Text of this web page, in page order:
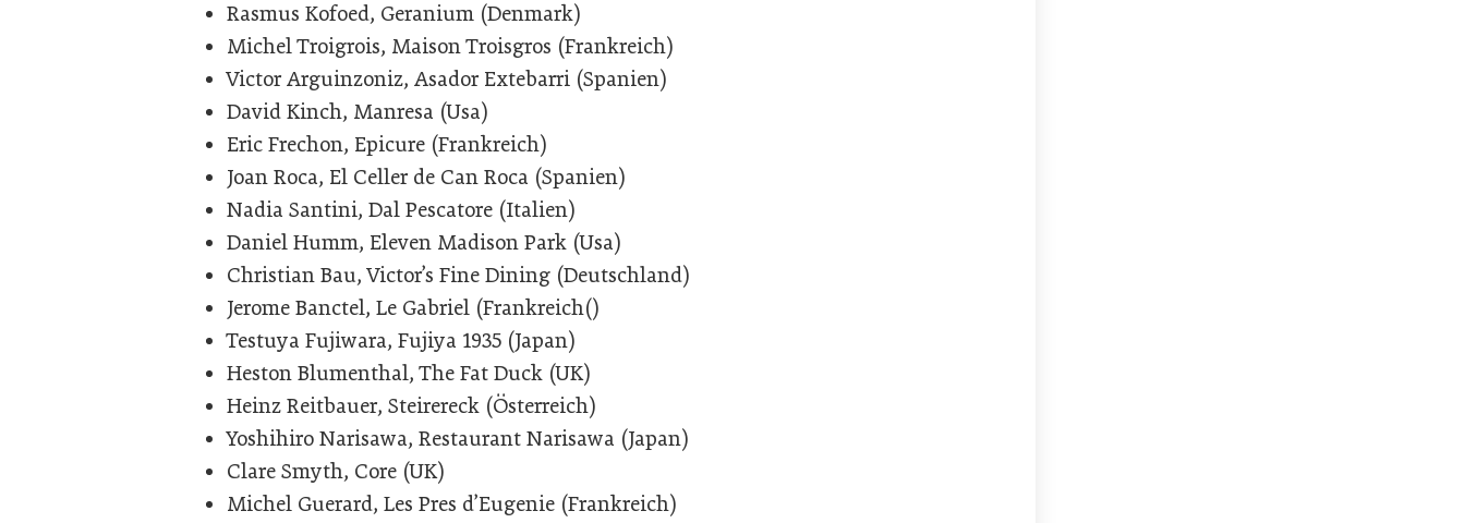
Rasmus Kofoed, Geranium (Denmark)
Michel Troigrois, Maison Troisgros (Frankreich)
Victor Arguinzoniz, Asador Extebarri (Spanien)
David Kinch, Manresa (Usa)
Eric Frechon, Epicure (Frankreich)
Joan Roca, El Celler de Can Roca (Spanien)
Nadia Santini, Dal Pescatore (Italien)
Daniel Humm, Eleven Madison Park (Usa)
Christian Bau, Victor’s Fine Dining (Deutschland)
Jerome Banctel, Le Gabriel (Frankreich()
Testuya Fujiwara, Fujiya 1935 (Japan)
Heston Blumenthal, The Fat Duck (UK)
Heinz Reitbauer, Steirereck (Österreich)
Yoshihiro Narisawa, Restaurant Narisawa (Japan)
Clare Smyth, Core (UK)
Michel Guerard, Les Pres d’Eugenie (Frankreich)